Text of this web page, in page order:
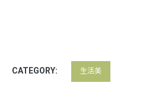
CATEGORY: 生活美